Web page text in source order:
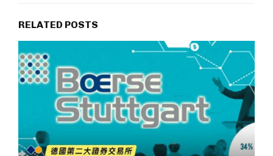
RELATED POSTS